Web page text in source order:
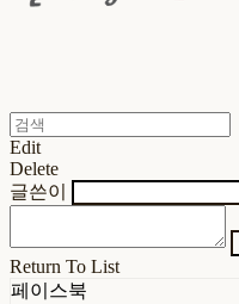
Edit
Delete
글쓴이
Return To List
페이스북